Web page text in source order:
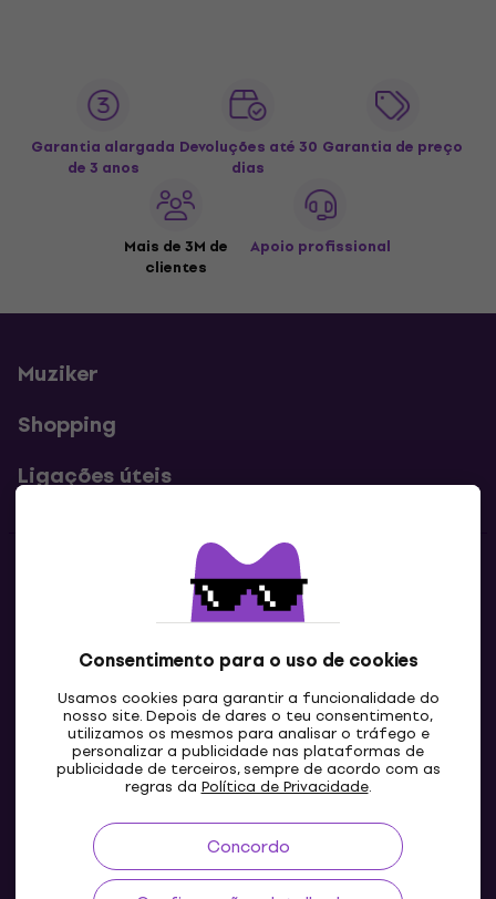
Consentimento para o uso de cookies
Usamos cookies para garantir a funcionalidade do
nosso site. Depois de dares o teu consentimento,
utilizamos os mesmos para analisar o tráfego e
personalizar a publicidade nas plataformas de
publicidade de terceiros, sempre de acordo com as
regras da Política de Privacidade.
Concordo
Garantia alargada
de 3 anos
Devoluções até 30
dias
Garantia de preço
Mais de 3M de
clientes
Apoio profissional
Muziker
Shopping
Ligações úteis
Contatos
Contacta-nos
PT